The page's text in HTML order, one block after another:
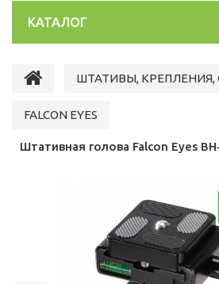
КАТАЛОГ
ШТАТИВЫ, КРЕПЛЕНИЯ,
FALCON EYES
Штативная голова Falcon Eyes
Previous